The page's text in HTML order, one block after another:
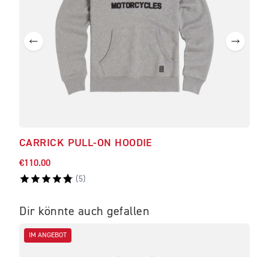
CARRICK PULL-ON HOODIE
€110.00
( 5)
Dir könnte auch gefallen
IM ANGEBOT